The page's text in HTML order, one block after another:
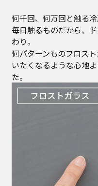
何千回、何万回と触る冷
毎日触るものだから、
わり。
何パターンものフロス
いたくなるような心地
た。